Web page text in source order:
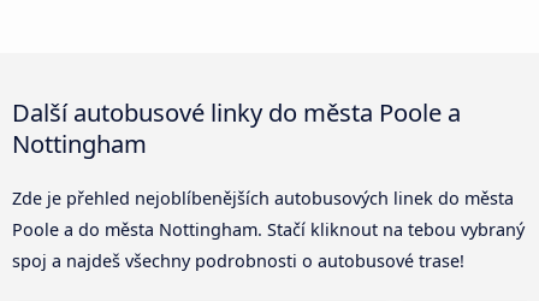
Další autobusové linky do města Poole a
Nottingham
Zde je přehled nejoblíbenějších autobusových linek do města
Poole a do města Nottingham. Stačí kliknout na tebou vybraný
spoj a najdeš všechny podrobnosti o autobusové trase!